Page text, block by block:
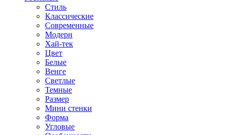
Стиль
Классические
Современные
Модерн
Хай-тек
Цвет
Белые
Венге
Светлые
Темные
Размер
Мини стенки
Форма
Угловые